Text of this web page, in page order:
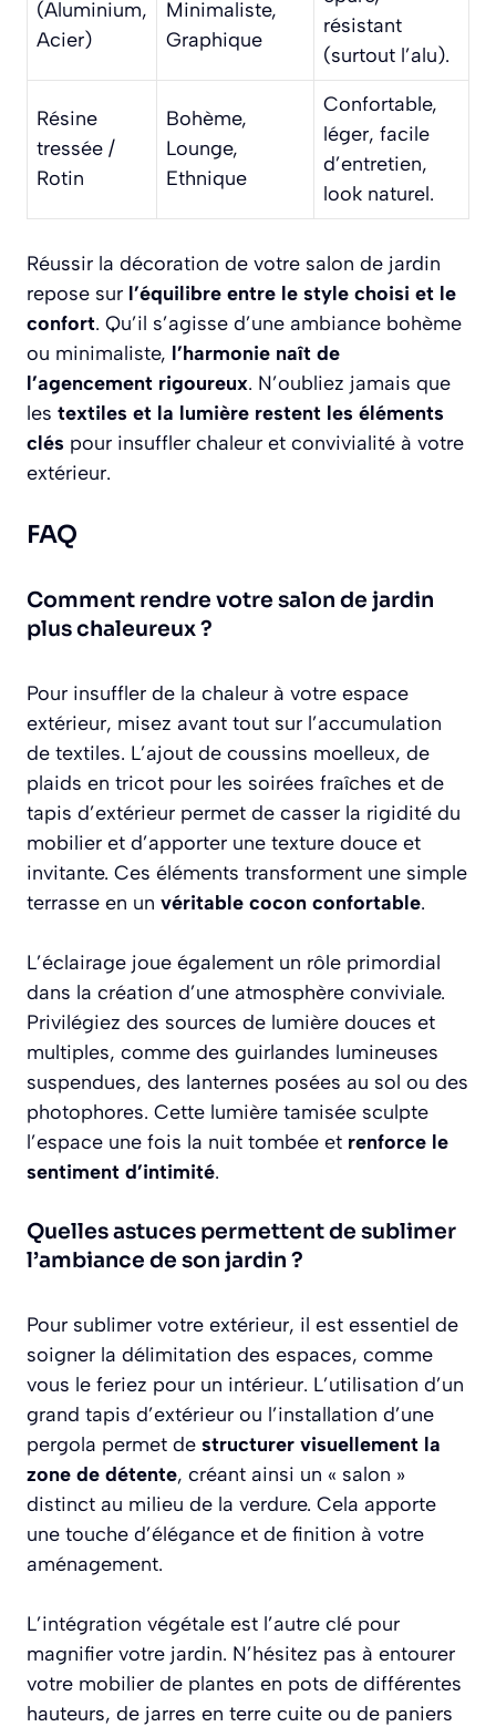
(Aluminium,
Acier)
Minimaliste,
Graphique
résistant
(surtout l’alu).
Résine
tressée /
Rotin
Bohème,
Lounge,
Ethnique
Confortable,
léger, facile
d’entretien,
look naturel.
Réussir la décoration de votre salon de jardin
repose sur l’équilibre entre le style choisi et le
confort. Qu’il s’agisse d’une ambiance bohème
ou minimaliste, l’harmonie naît de
l’agencement rigoureux. N’oubliez jamais que
les textiles et la lumière restent les éléments
clés pour insuffler chaleur et convivialité à votre
extérieur.
FAQ
Comment rendre votre salon de jardin
plus chaleureux ?
Pour insuffler de la chaleur à votre espace
extérieur, misez avant tout sur l’accumulation
de textiles. L’ajout de coussins moelleux, de
plaids en tricot pour les soirées fraîches et de
tapis d’extérieur permet de casser la rigidité du
mobilier et d’apporter une texture douce et
invitante. Ces éléments transforment une simple
terrasse en un véritable cocon confortable.
L’éclairage joue également un rôle primordial
dans la création d’une atmosphère conviviale.
Privilégiez des sources de lumière douces et
multiples, comme des guirlandes lumineuses
suspendues, des lanternes posées au sol ou des
photophores. Cette lumière tamisée sculpte
l’espace une fois la nuit tombée et renforce le
sentiment d’intimité.
Quelles astuces permettent de sublimer
l’ambiance de son jardin ?
Pour sublimer votre extérieur, il est essentiel de
soigner la délimitation des espaces, comme
vous le feriez pour un intérieur. L’utilisation d’un
grand tapis d’extérieur ou l’installation d’une
pergola permet de structurer visuellement la
zone de détente, créant ainsi un « salon »
distinct au milieu de la verdure. Cela apporte
une touche d’élégance et de finition à votre
aménagement.
L’intégration végétale est l’autre clé pour
magnifier votre jardin. N’hésitez pas à entourer
votre mobilier de plantes en pots de différentes
hauteurs, de jarres en terre cuite ou de paniers